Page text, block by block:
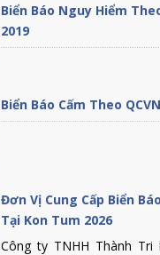
Biển Báo Nguy Hiểm
2019
Biển Báo Cấm Theo
Đơn Vị Cung Cấp Biển
Tại Kon Tum 2026
Công ty TNHH Thành Tri